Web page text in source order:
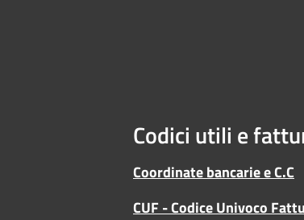
Codici utili e
Coordinate bancarie e C.C
CUF - Codice Univoco